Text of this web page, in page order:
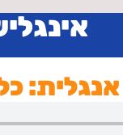
אנגלית: